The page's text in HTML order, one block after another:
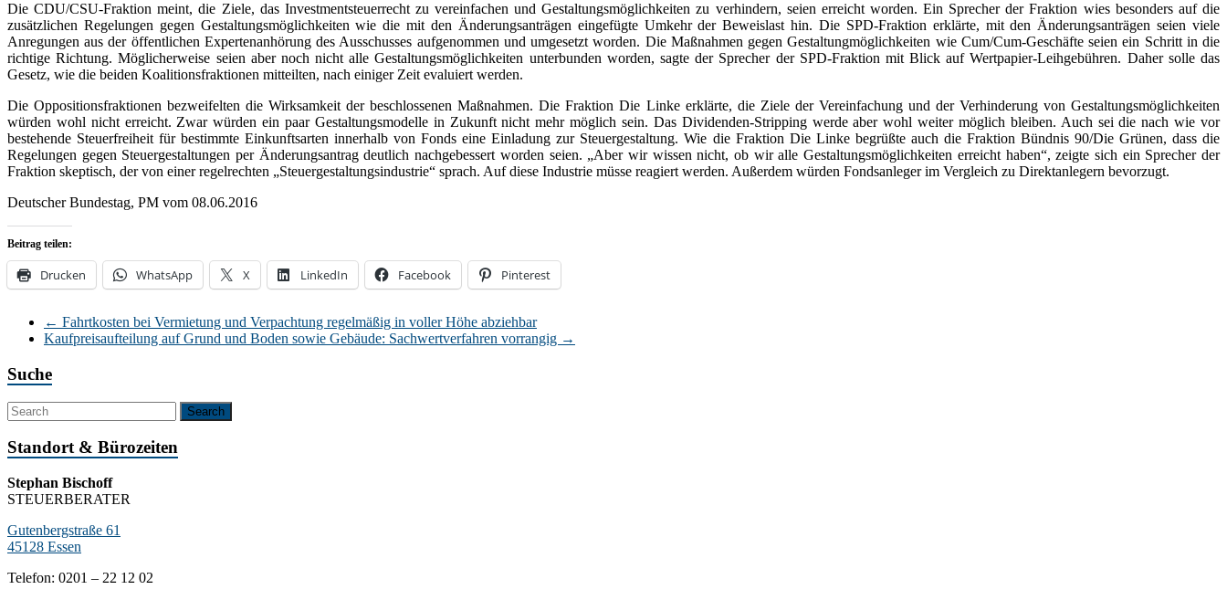
Die CDU/CSU-Fraktion meint, die Ziele, das Investmentsteuerrecht zu vereinfachen und Gestaltungsmöglichkeiten zu verhindern, seien erreicht worden. Ein Sprecher der Fraktion wies besonders auf die
zusätzlichen Regelungen gegen Gestaltungsmöglichkeiten wie die mit den Änderungsanträgen eingefügte Umkehr der Beweislast hin. Die SPD-Fraktion erklärte, mit den Änderungsanträgen seien viele
Anregungen aus der öffentlichen Expertenanhörung des Ausschusses aufgenommen und umgesetzt worden. Die Maßnahmen gegen Gestaltungmöglichkeiten wie Cum/Cum-Geschäfte seien ein Schritt in die
richtige Richtung. Möglicherweise seien aber noch nicht alle Gestaltungsmöglichkeiten unterbunden worden, sagte der Sprecher der SPD-Fraktion mit Blick auf Wertpapier-Leihgebühren. Daher solle das
Gesetz, wie die beiden Koalitionsfraktionen mitteilten, nach einiger Zeit evaluiert werden.
Die Oppositionsfraktionen bezweifelten die Wirksamkeit der beschlossenen Maßnahmen. Die Fraktion Die Linke erklärte, die Ziele der Vereinfachung und der Verhinderung von Gestaltungsmöglichkeiten
würden wohl nicht erreicht. Zwar würden ein paar Gestaltungsmodelle in Zukunft nicht mehr möglich sein. Das Dividenden-Stripping werde aber wohl weiter möglich bleiben. Auch sei die nach wie vor
bestehende Steuerfreiheit für bestimmte Einkunftsarten innerhalb von Fonds eine Einladung zur Steuergestaltung. Wie die Fraktion Die Linke begrüßte auch die Fraktion Bündnis 90/Die Grünen, dass die
Regelungen gegen Steuergestaltungen per Änderungsantrag deutlich nachgebessert worden seien. „Aber wir wissen nicht, ob wir alle Gestaltungsmöglichkeiten erreicht haben“, zeigte sich ein Sprecher der
Fraktion skeptisch, der von einer regelrechten „Steuergestaltungsindustrie“ sprach. Auf diese Industrie müsse reagiert werden. Außerdem würden Fondsanleger im Vergleich zu Direktanlegern bevorzugt.
Deutscher Bundestag, PM vom 08.06.2016
Beitrag teilen:
Drucken WhatsApp X LinkedIn Facebook Pinterest
← Fahrtkosten bei Vermietung und Verpachtung regelmäßig in voller Höhe abziehbar
Kaufpreisaufteilung auf Grund und Boden sowie Gebäude: Sachwertverfahren vorrangig →
Suche
Standort & Bürozeiten
Stephan Bischoff
STEUERBERATER
Gutenbergstraße 61
45128 Essen
Telefon: 0201 – 22 12 02